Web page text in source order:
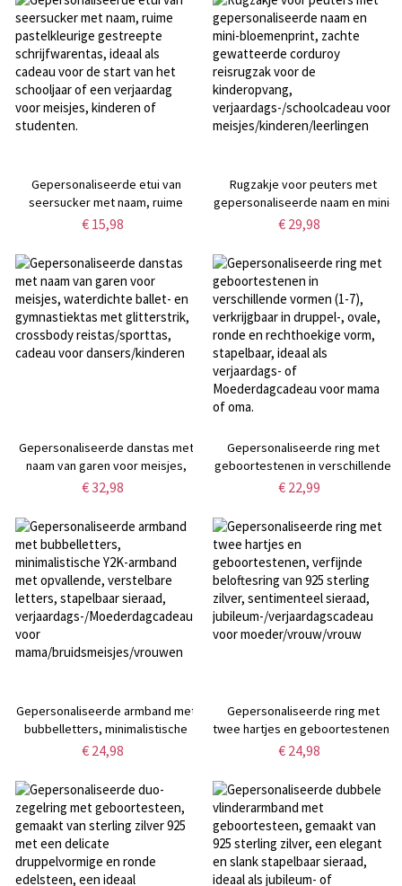
verjaardags-/Moederdagcadeau
voor mama/vrouwen
strand en camping, cadeau voor
peuters/meisjes/jongens voor
de start van het schooljaar
Gepersonaliseerde etui van
seersucker met naam, ruime
pastelkleurige gestreepte
cadeau voor de start van het
schooljaar of een verjaardag
voor meisjes, kinderen of
studenten.
€ 15,98
Rugzakje voor peuters met
gepersonaliseerde naam en mini-
bloemenprint, zachte
reisrugzak voor de
kinderopvang,
verjaardags-/schoolcadeau voor
meisjes/kinderen/leerlingen
€ 29,98
Gepersonaliseerde danstas met
naam van garen voor meisjes,
waterdichte ballet- en
crossbody reistas/sporttas,
cadeau voor dansers/kinderen
€ 32,98
Gepersonaliseerde ring met
geboortestenen in verschillende
vormen (1-7), verkrijgbaar in
rechthoekige vorm, stapelbaar,
ideaal als verjaardags- of
Moederdagcadeau voor mama of
oma.
€ 22,99
Gepersonaliseerde armband met
bubbelletters, minimalistische
Y2K-armband met opvallende,
sieraad,
verjaardags-/Moederdagcadeau
voor
mama/bruidsmeisjes/vrouwen
€ 24,98
Gepersonaliseerde ring met
twee hartjes en geboortestenen,
verfijnde beloftesring van 925
sieraad,
jubileum-/verjaardagscadeau
voor moeder/vrouw/vrouw
€ 24,98